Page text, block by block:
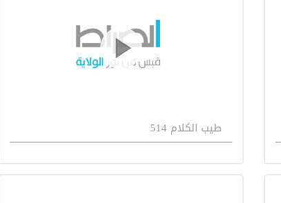
طيب الكلام 514